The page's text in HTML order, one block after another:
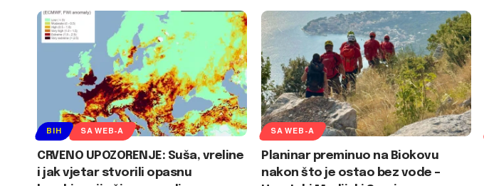
BIH SA WEB-A
CRVENO UPOZORENJE: Suša, vreline
i jak vjetar stvorili opasnu
SA WEB-A
Planinar preminuo na Biokovu
nakon što je ostao bez vode –